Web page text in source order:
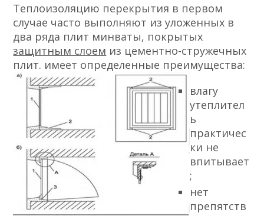
Теплоизоляцию перекрытия в первом
случае часто выполняют из уложенных в
два ряда плит минваты, покрытых
защитным слоем из цементно-стружечных
плит. имеет определенные преимущества:
влагу
утеплител
ь
практичес
ки не
впитывает
;
нет
препятств